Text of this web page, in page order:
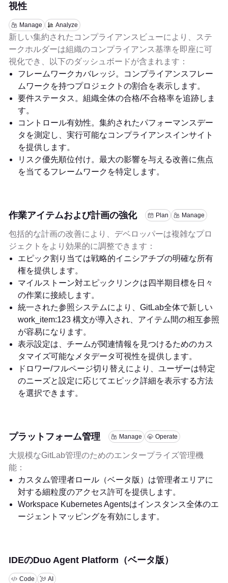
視性
Manage Analyze
新しい集約されたコンプライアンスビューにより、ステ
ークホルダーは組織のコンプライアンス基準を即座に可
視化でき、以下のダッシュボードが含まれます：
フレームワークカバレッジ。コンプライアンスフレー
ムワークを持つプロジェクトの割合を表示します。
要件ステータス。組織全体の合格/不合格率を追跡しま
す。
コントロール有効性。集約されたパフォーマンスデー
タを測定し、実行可能なコンプライアンスインサイト
を提供します。
リスク優先順位付け。最大の影響を与える改善に焦点
を当てるフレームワークを特定します。
作業アイテムおよび計画の強化 Plan Manage
包括的な計画の改善により、デベロッパーは複雑なプロ
ジェクトをより効果的に調整できます：
エピック割り当ては戦略的イニシアチブの明確な所有
権を提供します。
マイルストーン対エピックリンクは四半期目標を日々
の作業に接続します。
統一された参照システムにより、GitLab全体で新しい
work_item:123 構文が導入され、アイテム間の相互参照
が容易になります。
表示設定は、チームが関連情報を見つけるためのカス
タマイズ可能なメタデータ可視性を提供します。
ドロワー/フルページ切り替えにより、ユーザーは特定
のニーズと設定に応じてエピック詳細を表示する方法
を選択できます。
プラットフォーム管理 Manage Operate
大規模なGitLab管理のためのエンタープライズ管理機
能：
カスタム管理者ロール（ベータ版）は管理者エリアに
対する細粒度のアクセス許可を提供します。
Workspace Kubernetes Agentsはインスタンス全体のエ
ージェントマッピングを有効にします。
IDEのDuo Agent Platform（ベータ版）
Code AI